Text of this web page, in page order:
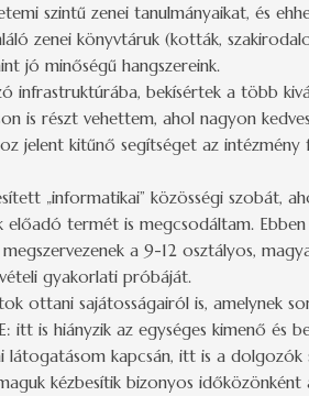
szintű zenei tanulmányaikat, és
zenei könyvtáruk (kották,
jó minőségű hangszereink.
infrastruktúrába, bekísértek a több
is részt vehettem, ahol nagyon
jelent kitűnő segítséget az
„informatikai” közösségi szobát,
előadó termét is megcsodáltam.
a 9-12 osztályos,
gyakorlati próbáját.
ottani sajátosságairól is, amelynek
is hiányzik az egységes kimenő és
látogatásom kapcsán, itt is a
kézbesítik bizonyos